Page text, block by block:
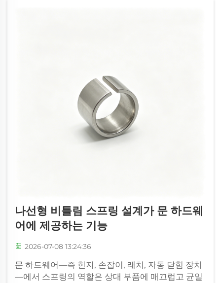
나선형 비틀림 스프링 설계가 문 하드웨
어에 제공하는 기능
2026-07-08 13:24:36
문 하드웨어—즉 힌지, 손잡이, 래치, 자동 닫힘 장치
—에서 스프링의 역할은 상대 부품에 매끄럽고 균일